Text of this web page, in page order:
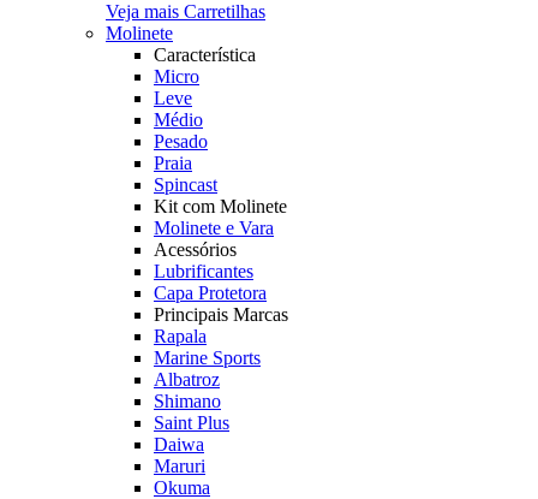
Veja mais Carretilhas
Molinete
Característica
Micro
Leve
Médio
Pesado
Praia
Spincast
Kit com Molinete
Molinete e Vara
Acessórios
Lubrificantes
Capa Protetora
Principais Marcas
Rapala
Marine Sports
Albatroz
Shimano
Saint Plus
Daiwa
Maruri
Okuma